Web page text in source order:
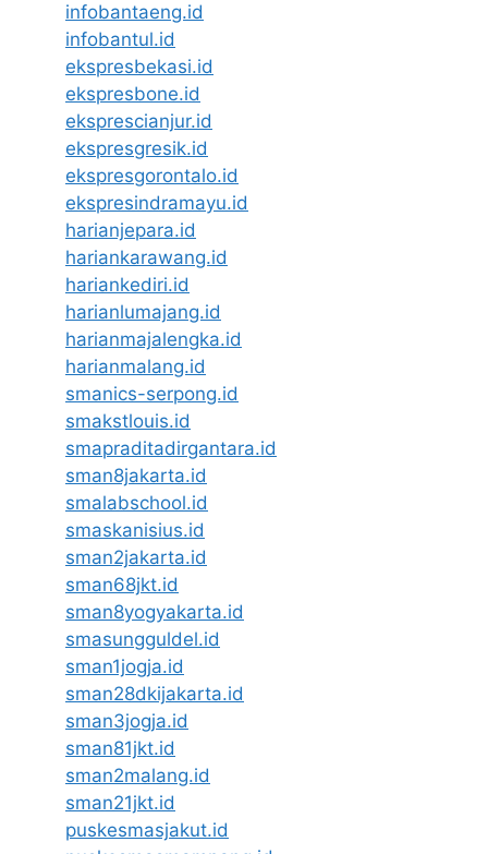
infobantaeng.id
infobantul.id
ekspresbekasi.id
ekspresbone.id
eksprescianjur.id
ekspresgresik.id
ekspresgorontalo.id
ekspresindramayu.id
harianjepara.id
hariankarawang.id
hariankediri.id
harianlumajang.id
harianmajalengka.id
harianmalang.id
smanics-serpong.id
smakstlouis.id
smapraditadirgantara.id
sman8jakarta.id
smalabschool.id
smaskanisius.id
sman2jakarta.id
sman68jkt.id
sman8yogyakarta.id
smasungguldel.id
sman1jogja.id
sman28dkijakarta.id
sman3jogja.id
sman81jkt.id
sman2malang.id
sman21jkt.id
puskesmasjakut.id